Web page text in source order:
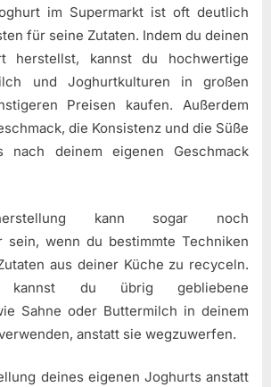
im Supermarkt ist oft deutlich
für seine Zutaten. Indem du deinen
herstellst, kannst du hochwertige
und Joghurtkulturen in großen
Preisen kaufen. Außerdem
die Konsistenz und die Süße
nach deinem eigenen Geschmack
kann sogar noch
sein, wenn du bestimmte Techniken
aus deiner Küche zu recyceln.
kannst du übrig gebliebene
Sahne oder Buttermilch in deinem
anstatt sie wegzuwerfen.
deines eigenen Joghurts anstatt